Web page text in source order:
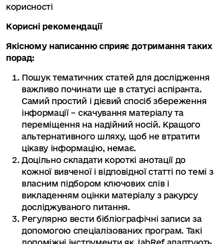
корисності
Корисні рекомендації
Якісному написанню сприяє дотримання таких
порад:
Пошук тематичних статей для дослідження
важливо починати ще в статусі аспіранта.
Самий простий і дієвий спосіб збереження
інформації – скачування матеріалу та
переміщення на надійний носій. Кращого
альтернативного шляху, щоб не втратити
цікаву інформацію, немає.
Доцільно складати короткі анотації до
кожної вивченої і відповідної статті по темі з
власним підбором ключових слів і
викладенням оцінки матеріалу з ракурсу
досліджуваного питання.
Регулярно вести бібліографічні записи за
допомогою спеціалізованих програм. Такі